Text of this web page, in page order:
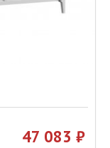
47 083